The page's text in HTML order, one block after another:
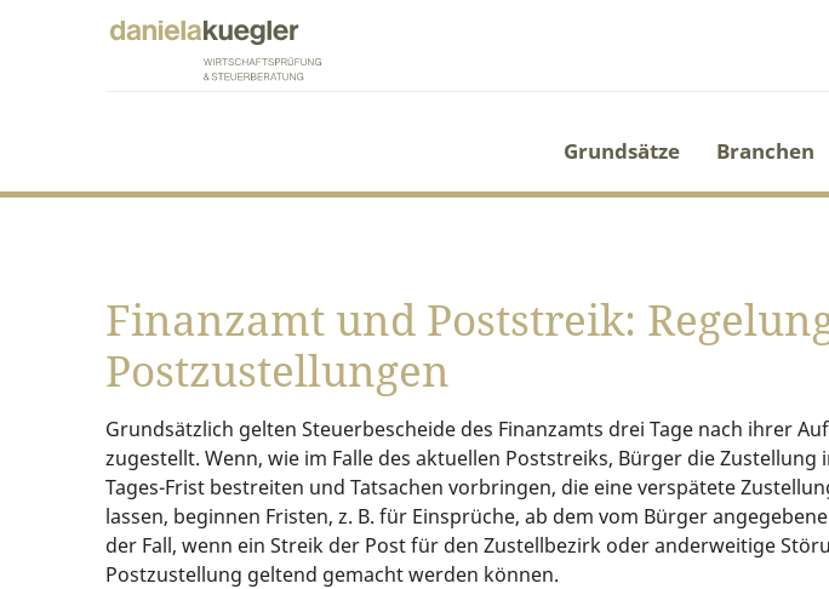
Grundsätze Branchen
Finanzamt und Poststreik:
Postzustellungen
Grundsätzlich gelten Steuerbescheide des Finanzamts drei Tage nach ihrer
zugestellt. Wenn, wie im Falle des aktuellen Poststreiks, Bürger die Zustellung
Tages-Frist bestreiten und Tatsachen vorbringen, die eine verspätete
lassen, beginnen Fristen, z. B. für Einsprüche, ab dem vom Bürger
der Fall, wenn ein Streik der Post für den Zustellbezirk oder anderweitige
Postzustellung geltend gemacht werden können.